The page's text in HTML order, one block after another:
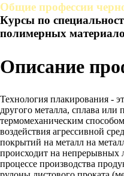
Общие профессии
Курсы по
полимерных
Описание
Технология плакирования -
другого металла, сплава
термомеханическим
воздействия агрессивной
покрытий на металл на
происходит на непрерывных
процессе производства